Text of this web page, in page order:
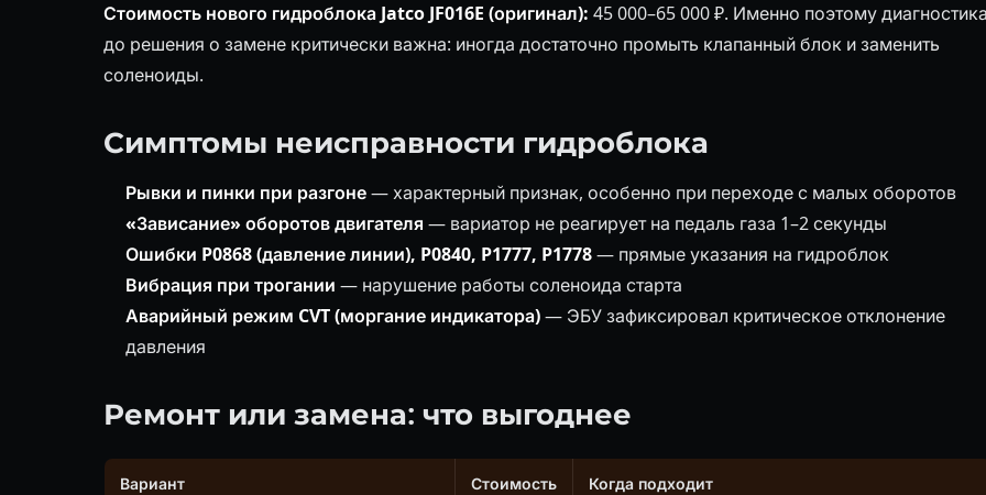
Стоимость нового гидроблока Jatco JF016E (оригинал): 45 000–65 000 ₽. Именно поэтому
до решения о замене критически важна: иногда достаточно промыть клапанный блок и заменить
соленоиды.
Симптомы неисправности гидроблока
Рывки и пинки при разгоне— характерный признак, особенно при переходе с малых оборотов
«Зависание» оборотов двигателя — вариатор не реагирует на педаль газа 1–2 секунды
Ошибки P0868 (давление линии), P0840, P1777, P1778— прямые указания на гидроблок
Вибрация при трогании — нарушение работы соленоида старта
Аварийный режим CVT (моргание индикатора)— ЭБУ зафиксировал критическое отклонение
давления
Ремонт или замена: что выгоднее
Вариант Стоимость Когда подходит